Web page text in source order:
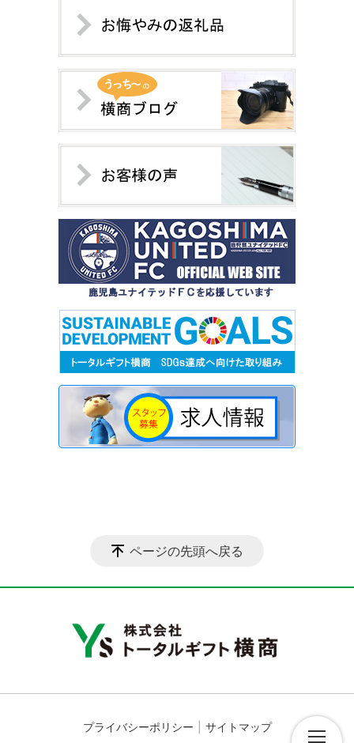
ページの先頭へ戻る
プライバシーポリシー サイトマップ